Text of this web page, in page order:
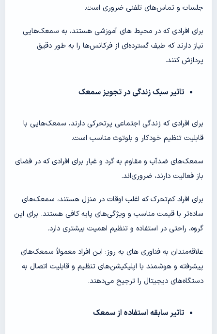
جلسات و تماس‌های تلفنی ضروری است.
برای افرادی که در محیط های آموزشی هستند، به سمعک‌هایی
نیاز دارند که طیف گسترده‌ای از فرکانس‌ها را به طور دقیق
پردازش کنند.
تاثیر سبک زندگی در تجویز سمعک
برای افرادی که زندگی اجتماعی پرتحرکی دارند، سمعک‌هایی با
قابلیت تنظیم خودکار و بلوتوث مناسب است.
سمعک‌های ضدآب و مقاوم به گرد و غبار برای افرادی که در فضای
باز فعالیت دارند، ضروری‌اند.
برای افراد کم‌تحرک که اغلب اوقات در منزل هستند، سمعک‌های
ساده‌تر با قیمت مناسب و ویژگی‌های پایه کافی هستند. برای این
گروه، راحتی در استفاده و تنظیم اهمیت بیشتری دارد.
علاقه‌مندان به فناوری های به روز: این افراد معمولاً سمعک‌های
پیشرفته و هوشمند با اپلیکیشن‌های تنظیم و قابلیت اتصال به
دستگاه‌های دیجیتال را ترجیح می‌دهند.
تاثیر سابقه استفاده از سمعک